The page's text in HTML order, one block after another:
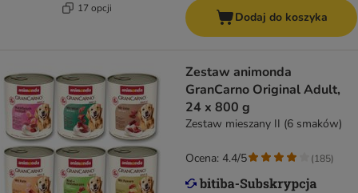
17 opcji
Dodaj do koszyka
Zestaw animonda
GranCarno Original Adult,
24 x 800 g
Zestaw mieszany II (6 smaków)
Ocena: 4.4/5 (185)